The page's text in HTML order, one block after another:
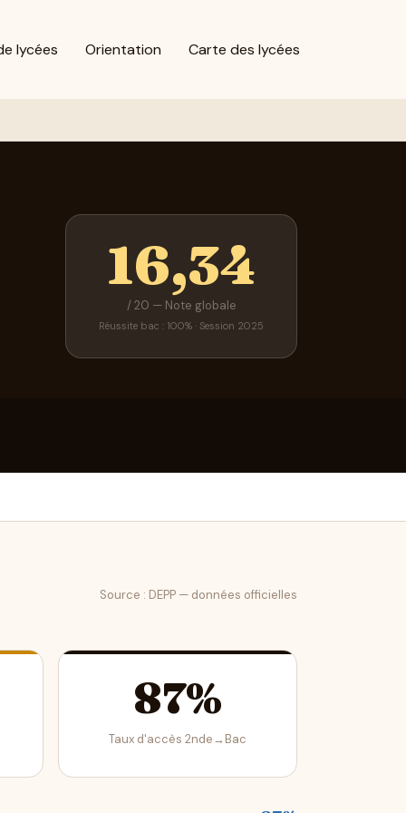
lycées Orientation Carte des lycées
16,34
/ 20 — Note globale
Réussite bac : 100% · Session 2025
Source : DEPP — données officielles
87%
Taux d'accès 2nde→Bac